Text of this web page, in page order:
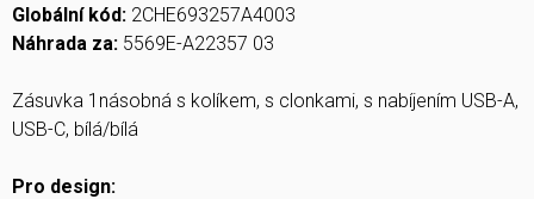
Globální kód: 2CHE693257A4003
Náhrada za: 5569E-A22357 03
Zásuvka 1násobná s kolíkem, s clonkami, s nabíjením USB-A,
USB-C, bílá/bílá
Pro design: